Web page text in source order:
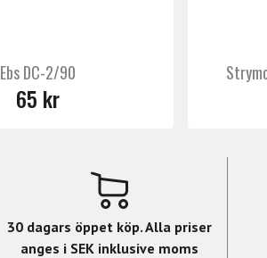
Ebs DC-2/90
65 kr
30 dagars öppet köp. Alla priser
anges i SEK inklusive moms